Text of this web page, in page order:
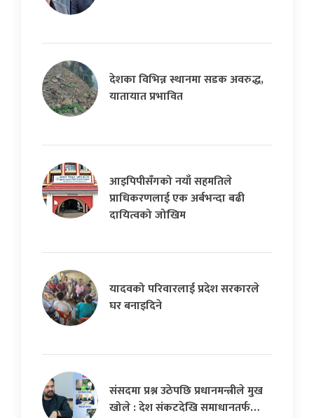
देशका विभिन्न स्थानमा सडक अवरुद्ध,
यातायात प्रभावित
आइपिपीसँगको नयाँ सहमतिले
प्राधिकरणलाई एक अर्बभन्दा बढी
दायित्वको जोखिम
यादवको परिवारलाई प्रदेश सरकारले
घर बनाइदिने
संसदमा प्रश्न उठेपछि प्रधानमन्त्रीले मुख
खोले : देश संकटदेखि समाधानतर्फ…